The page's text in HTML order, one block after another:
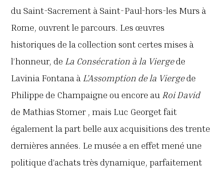
du Saint-Sacrement à Saint-Paul-hors-les Murs à
Rome, ouvrent le parcours. Les œuvres
historiques de la collection sont certes mises à
l’honneur, de La Consécration à la Viergede
Lavinia Fontana à L’Assomption de la Viergede
Philippe de Champaigne ou encore au Roi David
de Mathias Stomer , mais Luc Georget fait
également la part belle aux acquisitions des trente
dernières années. Le musée a en effet mené une
politique d’achats très dynamique, parfaitement